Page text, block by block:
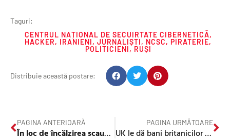
Taguri:
CENTRUL NAȚIONAL DE SECUIRTATE CIBERNETICĂ,
HACKER, IRANIENI, JURNALIȘTI, NCSC, PIRATERIE,
POLITICIENI, RUȘI
Distribuie această postare:
PAGINA ANTERIOARĂ
În loc de încălzirea scaunelor mașinii, Dacia oferă gratuit sticle speciale de apă caldă clienților din UK
PAGINA URMĂTOARE
UK le dă bani britanicilor care fac economie la electricitate. Pene de curent. Temeri de colaps